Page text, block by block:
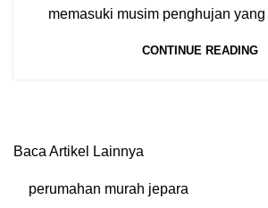
memasuki musim penghujan
CONTINUE READING
Baca Artikel Lainnya
perumahan murah jepara